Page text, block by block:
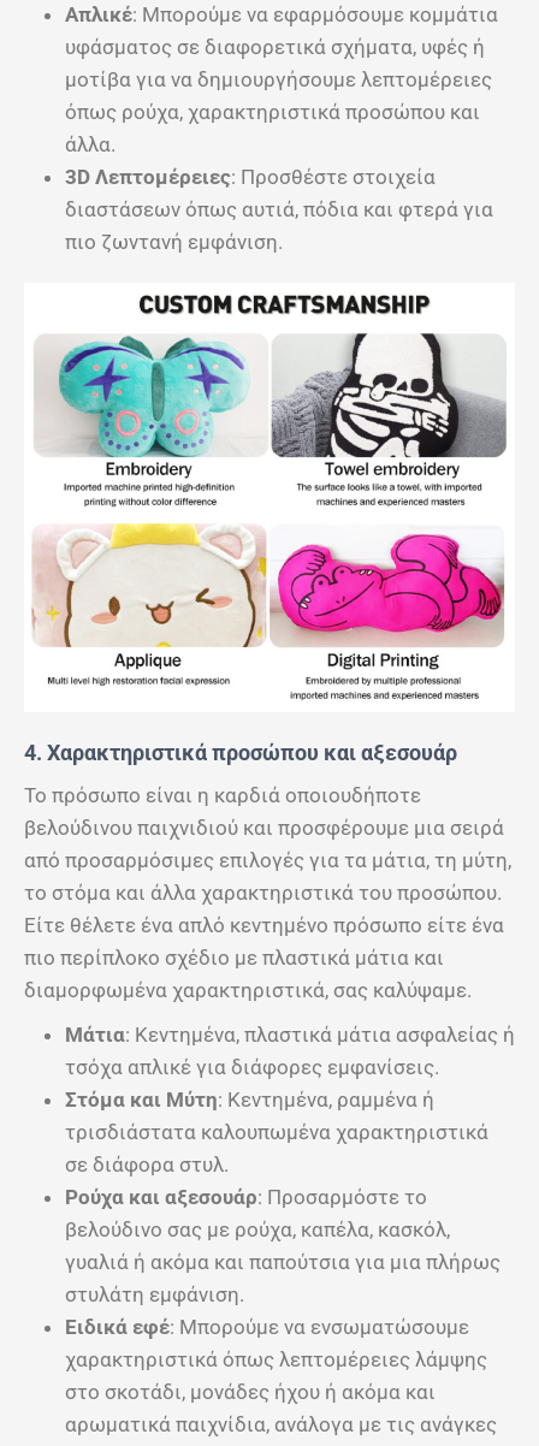
Απλικέ: Μπορούμε να εφαρμόσουμε κομμάτια
υφάσματος σε διαφορετικά σχήματα, υφές ή
μοτίβα για να δημιουργήσουμε λεπτομέρειες
όπως ρούχα, χαρακτηριστικά προσώπου και
άλλα.
3D Λεπτομέρειες: Προσθέστε στοιχεία
διαστάσεων όπως αυτιά, πόδια και φτερά για
πιο ζωντανή εμφάνιση.
4. Χαρακτηριστικά προσώπου και αξεσουάρ
Το πρόσωπο είναι η καρδιά οποιουδήποτε
βελούδινου παιχνιδιού και προσφέρουμε μια σειρά
από προσαρμόσιμες επιλογές για τα μάτια, τη μύτη,
το στόμα και άλλα χαρακτηριστικά του προσώπου.
Είτε θέλετε ένα απλό κεντημένο πρόσωπο είτε ένα
πιο περίπλοκο σχέδιο με πλαστικά μάτια και
διαμορφωμένα χαρακτηριστικά, σας καλύψαμε.
Μάτια: Κεντημένα, πλαστικά μάτια ασφαλείας ή
τσόχα απλικέ για διάφορες εμφανίσεις.
Στόμα και Μύτη: Κεντημένα, ραμμένα ή
τρισδιάστατα καλουπωμένα χαρακτηριστικά
σε διάφορα στυλ.
Ρούχα και αξεσουάρ: Προσαρμόστε το
βελούδινο σας με ρούχα, καπέλα, κασκόλ,
γυαλιά ή ακόμα και παπούτσια για μια πλήρως
στυλάτη εμφάνιση.
Ειδικά εφέ: Μπορούμε να ενσωματώσουμε
χαρακτηριστικά όπως λεπτομέρειες λάμψης
στο σκοτάδι, μονάδες ήχου ή ακόμα και
αρωματικά παιχνίδια, ανάλογα με τις ανάγκες